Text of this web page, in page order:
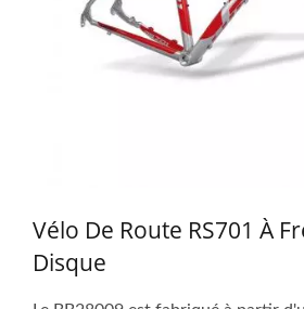
Vélo De Route RS701 À
Disque